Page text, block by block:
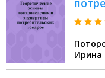
Ирина